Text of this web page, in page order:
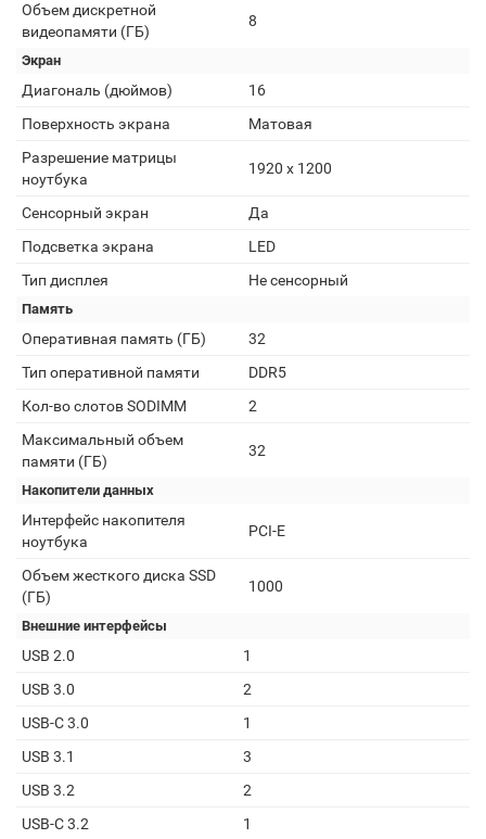
Объем дискретной
видеопамяти (ГБ)
8
Экран
Диагональ (дюймов)
16
Поверхность экрана
Матовая
Разрешение матрицы
ноутбука
1920 x 1200
Сенсорный экран
Да
Подсветка экрана
LED
Тип дисплея
Не сенсорный
Память
Оперативная память (ГБ)
32
Тип оперативной памяти
DDR5
Кол-во слотов SODIMM
2
Максимальный объем
памяти (ГБ)
32
Накопители данных
Интерфейс накопителя
ноутбука
PCI-E
Объем жесткого диска SSD
(ГБ)
1000
Внешние интерфейсы
USB 2.0
1
USB 3.0
2
USB-C 3.0
1
USB 3.1
3
USB 3.2
2
USB-C 3.2
1